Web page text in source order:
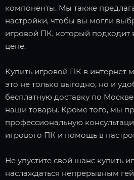
компоненты. Мы также
настройки, чтобы вы могли
игровой ПК, который
цене.
Купить игровой ПК в интернет
это не только выгодно, но и
бесплатную доставку по
наши товары. Кроме того, мы
профессиональную
игрового ПК и помощь в
Не упустите свой шанс купить
наслаждаться непрерывным